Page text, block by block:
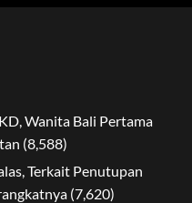
Wanita Bali Pertama
(8,588)
Terkait Penutupan
(7,620)